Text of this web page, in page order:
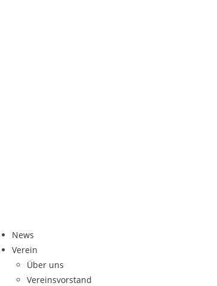
News
Ver­ein
Über uns
Ver­eins­vor­stand